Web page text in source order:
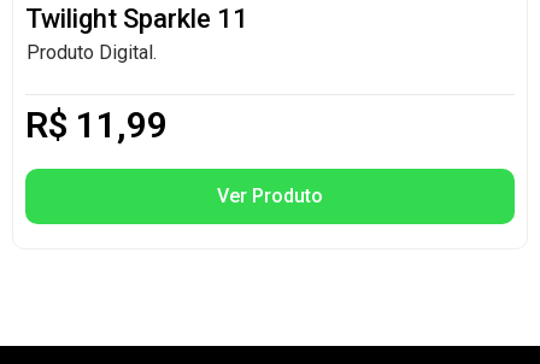
Twilight Sparkle 11
Produto Digital.
R$ 11,99
Ver Produto